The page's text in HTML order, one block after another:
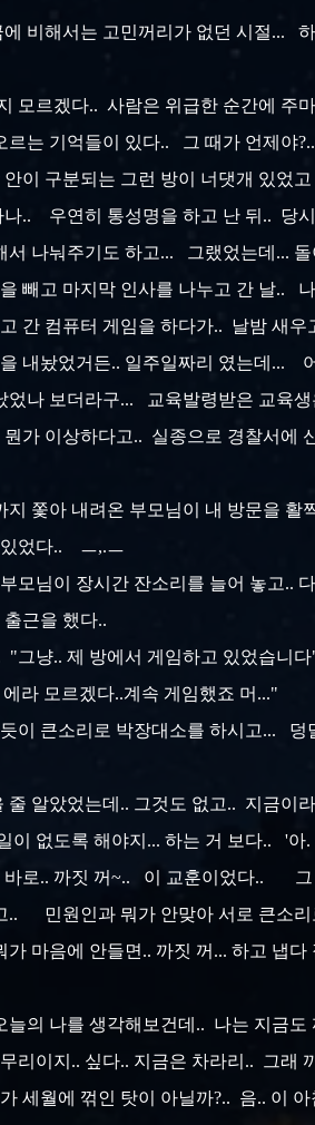
비해서는 고민꺼리가 없던 시절...
모르겠다.. 사람은 위급한 순간에 주
는 기억들이 있다.. 그 때가 언제야
이 구분되는 그런 방이 너댓개 있었
.. 우연히 통성명을 하고 난 뒤.. 당
나눠주기도 하고... 그랬었는데...
빼고 마지막 인사를 나누고 간 날..
간 컴퓨터 게임을 하다가.. 날밤 새우
내놨었거든.. 일주일짜리 였는데...
나 보더라구... 교육발령받은 교육
가 이상하다고.. 실종으로 경찰서에
지 쫓아 내려온 부모님이 내 방문을
있었다.. ㅡ,.ㅡ
모님이 장시간 잔소리를 늘어 놓고..
근을 했다..
그냥.. 제 방에서 게임하고 있었습니
라 모르겠다..계속 게임했죠 머..."
이 큰소리로 박장대소를 하시고... 덩
알았었는데.. 그것도 없고.. 지금이
이 없도록 해야지... 하는 거 보다.. '아
로.. 까짓 꺼~.. 이 교훈이었다.. 그
민원인과 뭐가 안맞아 서로 큰소리
마음에 안들면.. 까짓 꺼... 하고 냅다
의 나를 생각해보건데.. 나는 지금도
리이지.. 싶다.. 지금은 차라리.. 그래
세월에 꺾인 탓이 아닐까?.. 음.. 이